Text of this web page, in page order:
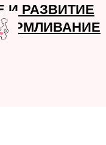
И РАЗВИТИЕ